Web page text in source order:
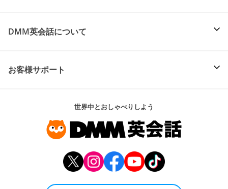
DMM英会話について
お客様サポート
世界中とおしゃべりしよう